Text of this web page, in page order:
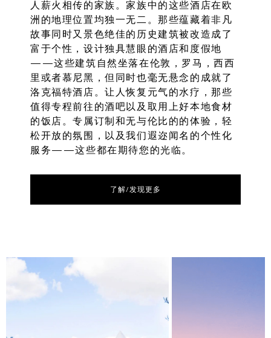
人薪火相传的家族。家族中的这些酒店在欧
洲的地理位置均独一无二。那些蕴藏着非凡
故事同时又景色绝佳的历史建筑被改造成了
富于个性，设计独具慧眼的酒店和度假地
——这些建筑自然坐落在伦敦，罗马，西西
里或者慕尼黑，但同时也毫无悬念的成就了
洛克福特酒店。让人恢复元气的水疗，那些
值得专程前往的酒吧以及取用上好本地食材
的饭店。专属订制和无与伦比的的体验，轻
松开放的氛围，以及我们遐迩闻名的个性化
服务——这些都在期待您的光临。
了解/发现更多